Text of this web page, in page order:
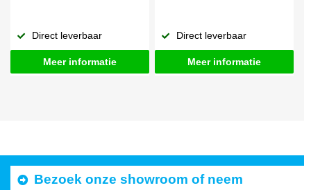
Direct leverbaar
Meer informatie
Direct leverbaar
Meer informatie
Bezoek onze showroom of neem